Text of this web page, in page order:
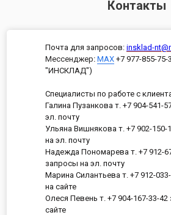
Контакты
Почта для запросов: insklad-
Мессенджер: MAX +7 977-855-
"ИНСКЛАД")
Специалисты по работе с
Галина Пузанкова т. +7 904-541-
эл. почту
Ульяна Вишнякова т. +7 902-150-
на эл. почту
Надежда Пономарева т. +7 912-
запросы на эл. почту
Марина Силантьева т. +7 912-
на сайте
Олеся Певень т. +7 904-167-33-42
сайте